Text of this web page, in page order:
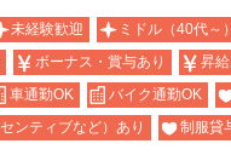
未経験歓迎 ミドル（40代～
ボーナス・賞与あり 昇給
車通勤OK バイク通勤OK
ンティブなど）あり 制服貸